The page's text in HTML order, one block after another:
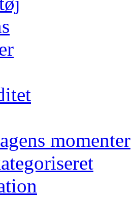
momenter